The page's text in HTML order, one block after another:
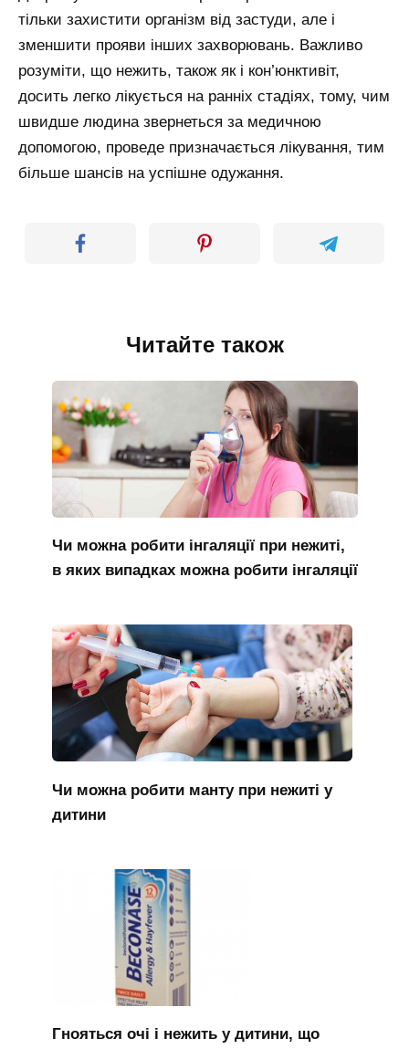
тільки захистити організм від застуди, але і
зменшити прояви інших захворювань. Важливо
розуміти, що нежить, також як і кон’юнктивіт,
досить легко лікується на ранніх стадіях, тому, чим
швидше людина звернеться за медичною
допомогою, проведе призначається лікування, тим
більше шансів на успішне одужання.
Читайте також
Чи можна робити інгаляції при нежиті,
в яких випадках можна робити інгаляції
Чи можна робити манту при нежиті у
дитини
Гнояться очі і нежить у дитини, що